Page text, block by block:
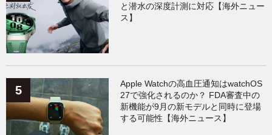
と潜水の深度計測に対応【海外ニュー
ス】
Apple Watchの高血圧通知はwatchOS
27で強化されるのか？ FDA審査中の
新機能が9月の新モデルと同時に登場
する可能性【海外ニュース】